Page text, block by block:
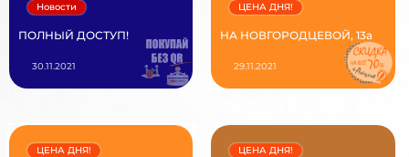
ПОЛНЫЙ ДОСТУП!
Новости
30.11.2021
НА НОВГОРОДЦЕВОЙ, 13а
ЦЕНА ДНЯ!
29.11.2021
ЦЕНА ДНЯ! ЦЕНА ДНЯ!